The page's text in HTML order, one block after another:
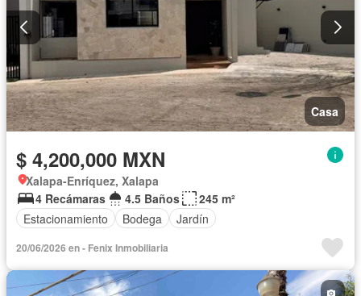
Casa
$ 4,200,000 MXN
Xalapa-Enríquez, Xalapa
4 Recámaras
4.5 Baños
245 m²
Estacionamiento
Bodega Jardín
20/06/2026 en - Fenix Inmobiliaria